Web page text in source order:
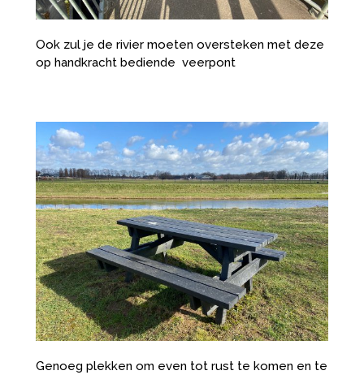
Ook zul je de rivier moeten oversteken met deze
op handkracht bediende veerpont
Genoeg plekken om even tot rust te komen en te